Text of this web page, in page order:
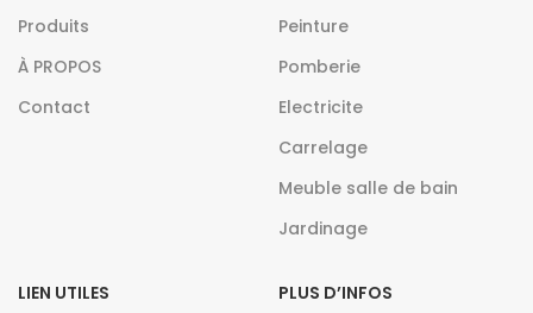
Produits
À PROPOS
Contact
Peinture
Pomberie
Electricite
Carrelage
Meuble salle de bain
Jardinage
LIEN UTILES
PLUS D’INFOS